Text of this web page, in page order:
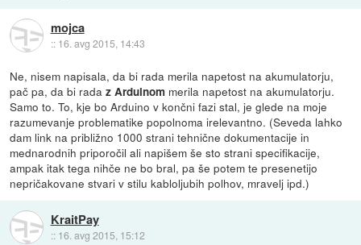
mojca
:: 16. avg 2015, 14:43
Ne, nisem napisala, da bi rada merila napetost na akumulatorju,
pač pa, da bi radaz Arduinom merila napetost na akumulatorju.
Samo to. To, kje bo Arduino v končni fazi stal, je glede na moje
razumevanje problematike popolnoma irelevantno. (Seveda lahko
dam link na približno 1000 strani tehnične dokumentacije in
mednarodnih priporočil ali napišem še sto strani specifikacije,
ampak itak tega nihče ne bo bral, pa še potem te presenetijo
nepričakovane stvari v stilu kabloljubih polhov, mravelj ipd.)
KraitPay
:: 16. avg 2015, 15:12